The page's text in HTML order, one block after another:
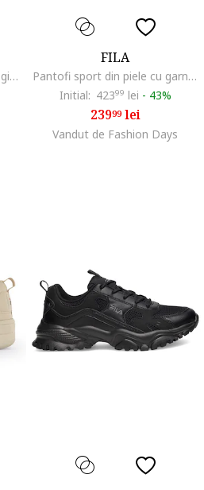
Pantofi sport din piele ecologica cu logo Hypert, Negru/Gri inchis
FILA
Pantofi sport din piele cu garnituri din material textil Skyleap, Violet deschis/Alb murdar
Initial: 42399 lei - 43%
23999lei
Vandut de Fashion Days